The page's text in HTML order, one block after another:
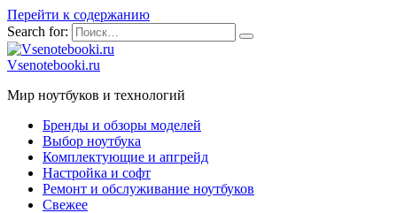
Перейти к содержанию
Search for:
Vsenotebooki.ru
Мир ноутбуков и технологий
Бренды и обзоры моделей
Выбор ноутбука
Комплектующие и апгрейд
Настройка и софт
Ремонт и обслуживание ноутбуков
Свежее